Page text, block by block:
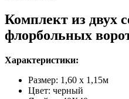
Комплект из двух
флорбольных
Характеристики:
Размер: 1,60 х 1,15м
Цвет: черный